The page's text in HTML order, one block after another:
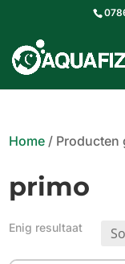
Home / Producten
primo
Enig resultaat